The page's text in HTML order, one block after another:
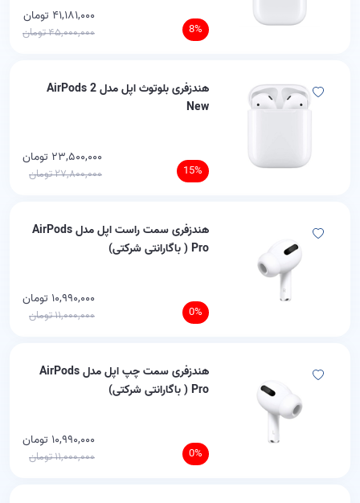
۴۱,۱۸۱,۰۰۰ تومان
۴۵,۰۰۰,۰۰۰ تومان 8%
هندزفری بلوتوث اپل مدل AirPods 2
New
۲۳,۵۰۰,۰۰۰ تومان
۲۷,۸۰۰,۰۰۰ تومان 15%
هندزفری سمت راست اپل مدل AirPods
Pro ( باگارانتی شرکتی)
۱۰,۹۹۰,۰۰۰ تومان
۱۱,۰۰۰,۰۰۰ تومان 0%
هندزفری سمت چپ اپل مدل AirPods
Pro ( باگارانتی شرکتی)
۱۰,۹۹۰,۰۰۰ تومان
۱۱,۰۰۰,۰۰۰ تومان 0%